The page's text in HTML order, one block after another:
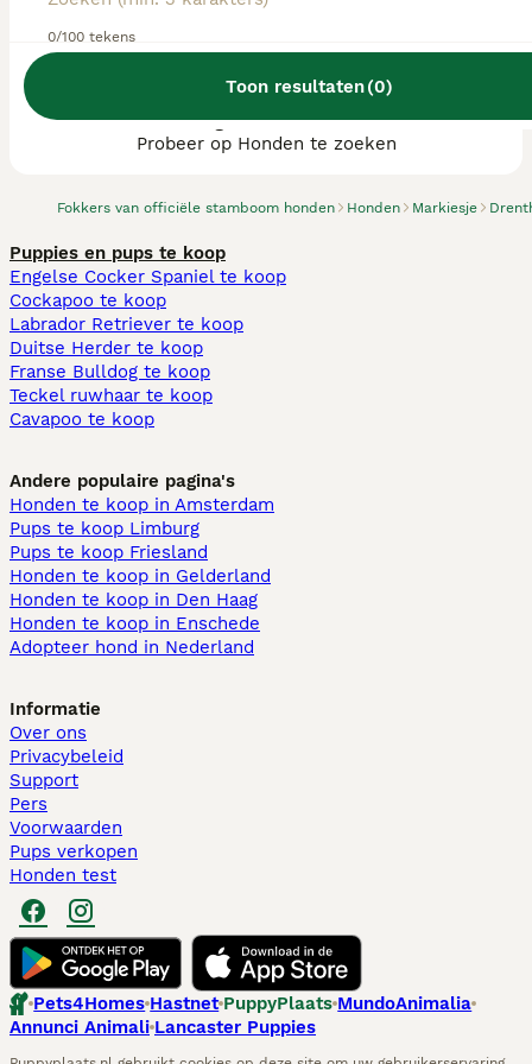
0/100 tekens
Toon resultaten(0)
Fokkers van officiële stamboom honden Honden Markiesje
We hebben 0 Markiesje fokkers, Tynaarlo
gevonden.
Probeer op Honden te zoeken
Puppies en pups te koop
Engelse Cocker Spaniel te koop
Cockapoo te koop
Labrador Retriever te koop
Duitse Herder te koop
Franse Bulldog te koop
Teckel ruwhaar te koop
Cavapoo te koop
Andere populaire pagina's
Honden te koop in Amsterdam
Pups te koop Limburg​
Pups te koop Friesland​
Honden te koop in Gelderland
Honden te koop in Den Haag
Honden te koop in Enschede
Adopteer hond in Nederland
Informatie
Over ons
Privacybeleid
Support
Pers
Voorwaarden
Pups verkopen
Honden test
Pets4Homes Hastnet PuppyPlaats MundoAnimalia
Annunci Animali Lancaster Puppies